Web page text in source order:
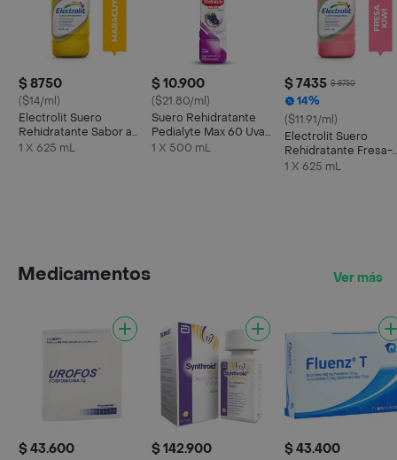
$ 8750
($14/ml)
Electrolit Suero
Rehidratante Sabor a
Maracuyá
1 X 625 mL
$ 10.900
($21.80/ml)
Suero Rehidratante
Pedialyte Max 60 Uva
Frasco 500 mL
1 X 500 mL
$ 7435 $ 8750
14%
($11.91/ml)
Electrolit Suero
Rehidratante Fresa-
Kiwi
1 X 625 mL
Medicamentos Ver más
$ 43.600 $ 142.900 $ 43.400